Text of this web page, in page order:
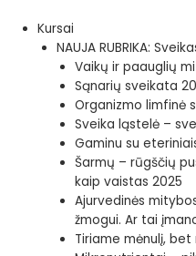
Kursai
NAUJA RUBRIKA:
Vaikų ir paauglių
Sąnarių sveikata
Organizmo limfinė
Sveika ląstelė –
Gaminu su
Šarmų – rūgščių
kaip vaistas 2025
Ajurvedinės
žmogui. Ar tai
Tiriame mėnulį,